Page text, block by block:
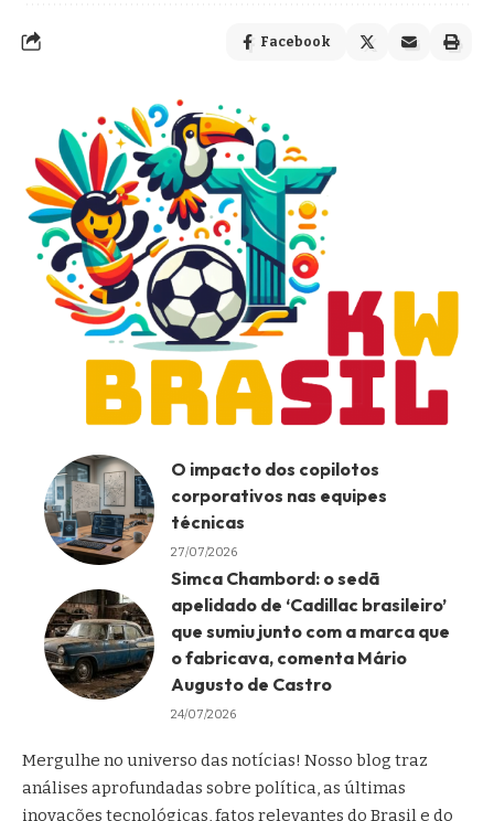
Facebook
O impacto dos copilotos
corporativos nas equipes
técnicas
27/07/2026
Simca Chambord: o sedã
apelidado de ‘Cadillac brasileiro’
que sumiu junto com a marca que
o fabricava, comenta Mário
Augusto de Castro
24/07/2026
Mergulhe no universo das notícias! Nosso blog traz
análises aprofundadas sobre política, as últimas
inovações tecnológicas, fatos relevantes do Brasil e do